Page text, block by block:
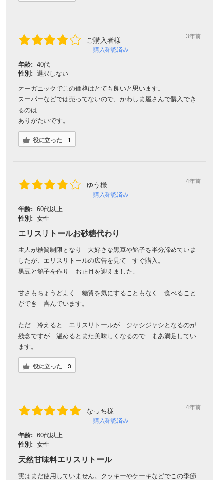
ご購入者様
購入確認済み
3年前
年齢: 40代
性別: 選択しない
オーガニックでこの価格はとても良いと思います。
スーパーなどでは売ってないので、かわしま屋さんで購入でき
るのは
ありがたいです。
役に立った 1
ゆう様
購入確認済み
4年前
年齢: 60代以上
性別: 女性
エリスリトールお砂糖代わり
主人が糖質制限となり 大好きな黒豆や餡子を半分諦めていま
したが、エリスリトールの広告を見て すぐ購入。
黒豆と餡子を作り お正月を迎えました。
甘さもちょうどよく 糖質を気にすることもなく 食べること
ができ 喜んでいます。
ただ 冷えると エリスリトールが ジャシジャシとなるのが
残念ですが 温めるとまた美味しくなるので まあ満足してい
ます。
役に立った 3
なっち様
購入確認済み
4年前
年齢: 60代以上
性別: 女性
天然甘味料エリスリトール
実はまだ使用していません。クッキーやケーキなどでこの季節